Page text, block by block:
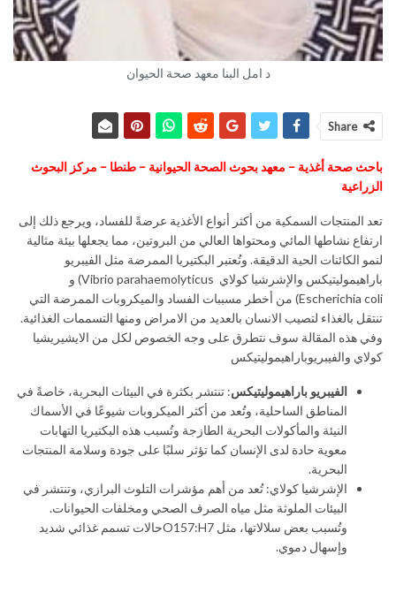
د امل البنا معهد صحة الحيوان
Share
باحث صحة أغذية – معهد بحوث الصحة الحيوانية – طنطا – مركز البحوث
الزراعية
تعد المنتجات السمكية من أكثر أنواع الأغذية عرضةً للفساد، ويرجع ذلك إلى
ارتفاع نشاطها المائي ومحتواها العالي من البروتين، مما يجعلها بيئة مثالية
لنمو الكائنات الحية الدقيقة. وتُعتبر البكتيريا الممرضة مثل الفيبريو
باراهيموليتيكس والإشرشيا كولاي Vibrio parahaemolyticus) و
Escherichia coli) من أخطر مسببات الفساد والميكروبات الممرضة التي
تنتقل بالغذاء لتصيب الانسان بالعديد من الامراض ومنها التسممات الغذائية.
وفي هذه المقالة سوف نتطرق على وجه الخصوص لكل من الايشيريشيا
كولاي والفيبريوباراهيموليتيكس
الفيبريو باراهيموليتيكس: تنتشر بكثرة في البيئات البحرية، خاصةً في
المناطق الساحلية، وتُعد من أكثر الميكروبات شيوعًا في الأسماك
النيئة والمأكولات البحرية الطازجة وتُسبب هذه البكتيريا التهابات
معوية حادة لدى الإنسان كما تؤثر سلبًا على جودة وسلامة المنتجات
البحرية.
الإشرشيا كولاي: تُعد من أهم مؤشرات التلوث البرازي، وتنتشر في
البيئات الملوثة مثل مياه الصرف الصحي ومخلفات الحيوانات.
وتُسبب بعض سلالاتها، مثل O157:H7حالات تسمم غذائي شديد
وإسهال دموي.